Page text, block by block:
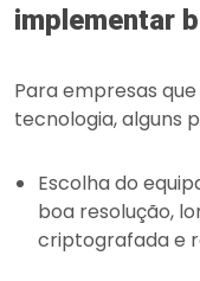
implementar
Para empresas
tecnologia, alguns
Escolha do
boa resolução,
criptografada e